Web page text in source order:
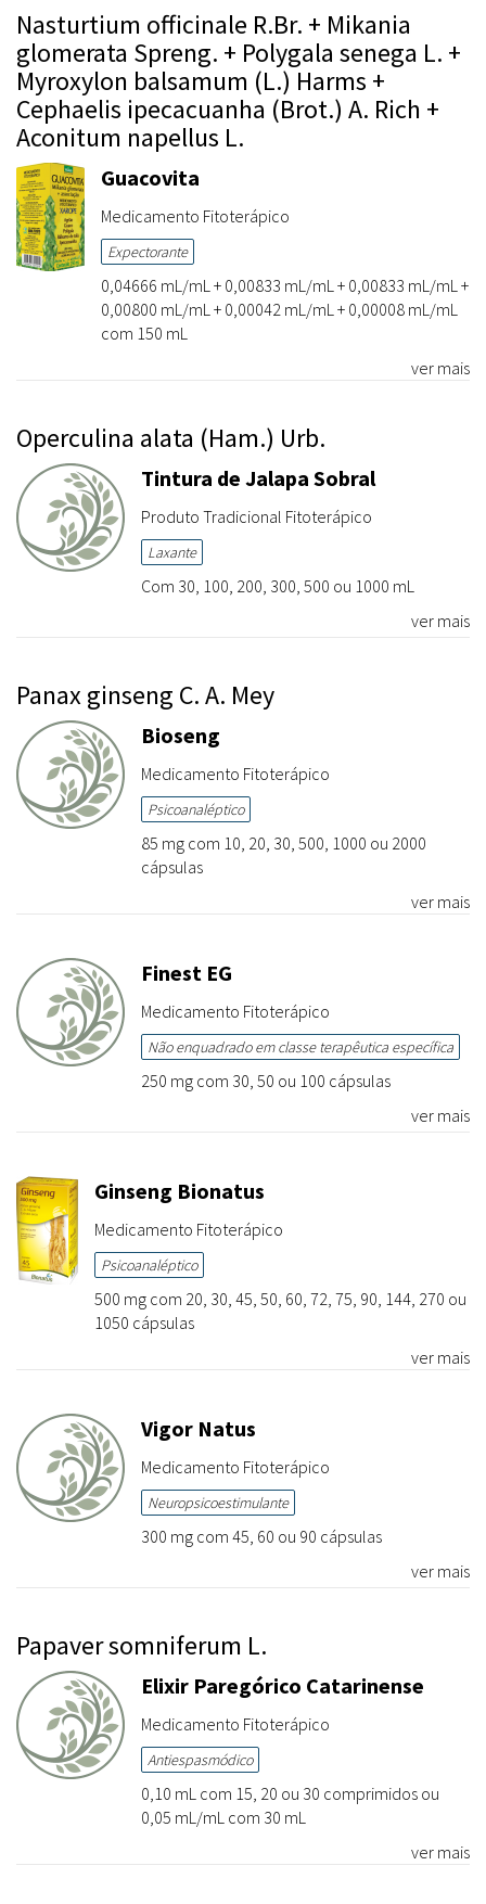
Nasturtium officinale R.Br. + Mikania
glomerata Spreng. + Polygala senega L. +
Myroxylon balsamum (L.) Harms +
Cephaelis ipecacuanha (Brot.) A. Rich +
Aconitum napellus L.
Guacovita
Medicamento Fitoterápico
Expectorante
0,04666 mL/mL + 0,00833 mL/mL + 0,00833 mL/mL +
0,00800 mL/mL + 0,00042 mL/mL + 0,00008 mL/mL
com 150 mL
ver mais
Operculina alata (Ham.) Urb.
Tintura de Jalapa Sobral
Produto Tradicional Fitoterápico
Laxante
Com 30, 100, 200, 300, 500 ou 1000 mL
ver mais
Panax ginseng C. A. Mey
Bioseng
Medicamento Fitoterápico
Psicoanaléptico
85 mg com 10, 20, 30, 500, 1000 ou 2000
cápsulas
ver mais
Finest EG
Medicamento Fitoterápico
Não enquadrado em classe terapêutica específica
250 mg com 30, 50 ou 100 cápsulas
ver mais
Ginseng Bionatus
Medicamento Fitoterápico
Psicoanaléptico
500 mg com 20, 30, 45, 50, 60, 72, 75, 90, 144, 270 ou
1050 cápsulas
ver mais
Vigor Natus
Medicamento Fitoterápico
Neuropsicoestimulante
300 mg com 45, 60 ou 90 cápsulas
ver mais
Papaver somniferum L.
Elixir Paregórico Catarinense
Medicamento Fitoterápico
Antiespasmódico
0,10 mL com 15, 20 ou 30 comprimidos ou
0,05 mL/mL com 30 mL
ver mais